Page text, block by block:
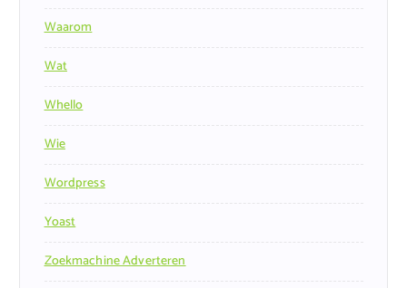
Waarom
Wat
Whello
Wie
Wordpress
Yoast
Zoekmachine Adverteren